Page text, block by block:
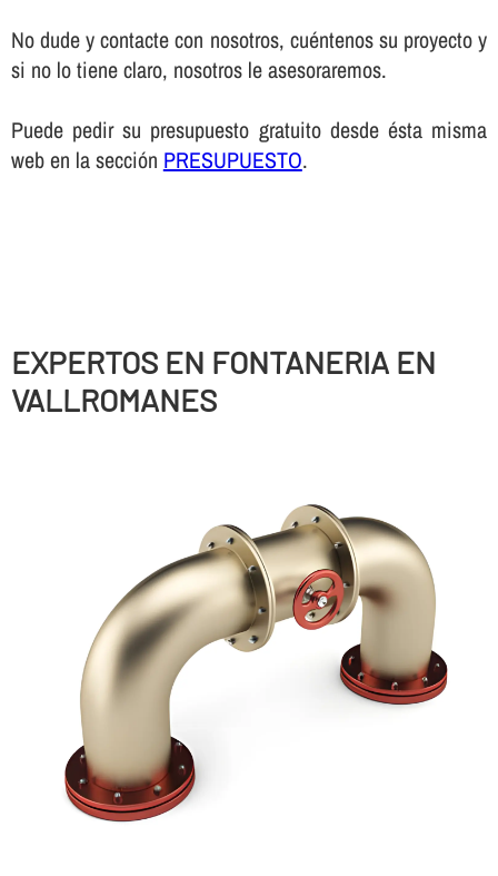
No dude y contacte con nosotros, cuéntenos su proyecto y
si no lo tiene claro, nosotros le asesoraremos.
Puede pedir su presupuesto gratuito desde ésta misma
web en la sección PRESUPUESTO.
EXPERTOS EN FONTANERIA EN
VALLROMANES